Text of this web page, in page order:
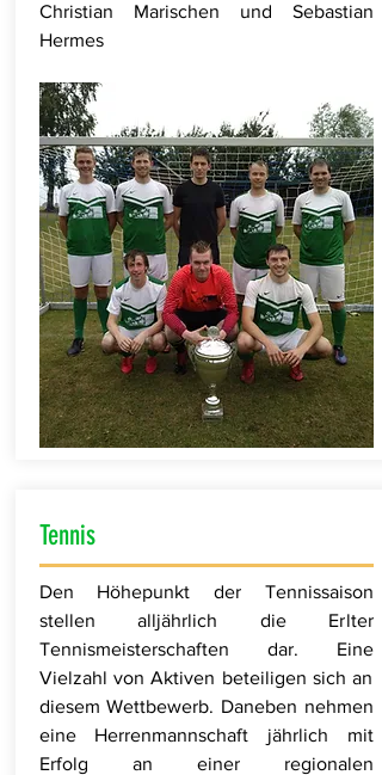
Christian Marischen und Sebastian
Hermes
Tennis
Den Höhepunkt der Tennissaison
stellen alljährlich die Erlter
Tennismeisterschaften dar. Eine
Vielzahl von Aktiven beteiligen sich an
diesem Wettbewerb. Daneben nehmen
eine Herrenmannschaft jährlich mit
Erfolg an einer regionalen